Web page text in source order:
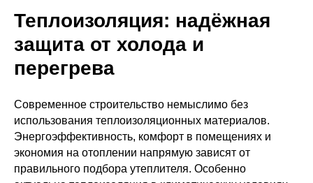
Теплоизоляция: надёжная
защита от холода и
перегрева
Современное строительство немыслимо без
использования теплоизоляционных материалов.
Энергоэффективность, комфорт в помещениях и
экономия на отоплении напрямую зависят от
правильного подбора утеплителя. Особенно